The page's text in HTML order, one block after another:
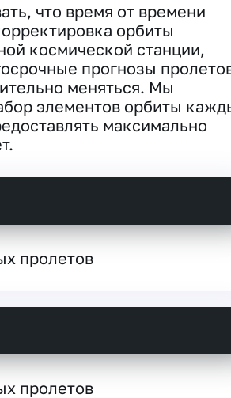
что время от времени
орбиты
космической станции,
прогнозы
меняться. Мы
элементов орбиты
максимально
пролетов
пролетов